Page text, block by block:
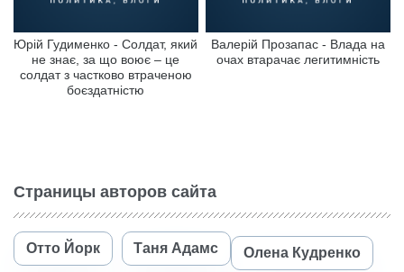
Юрій Гудименко - Солдат, який
не знає, за що воює – це
солдат з частково втраченою
боєздатністю
Валерій Прозапас - Влада на
очах втарачає легитимність
Страницы авторов сайта
Отто Йорк Таня Адамс Олена Кудренко